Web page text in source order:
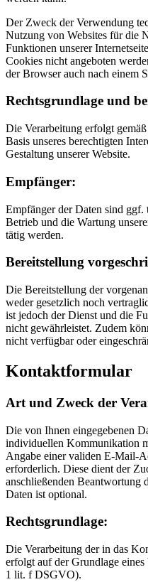
Der Zweck der Verwendung
Nutzung von Websites für die
Funktionen unserer
Cookies nicht angeboten
der Browser auch nach einem
Rechtsgrundlage und
Die Verarbeitung erfolgt
Basis unseres berechtigten
Gestaltung unserer Website.
Empfänger:
Empfänger der Daten sind ggf.
Betrieb und die Wartung
tätig werden.
Bereitstellung
Die Bereitstellung der
weder gesetzlich noch
ist jedoch der Dienst und die
nicht gewährleistet. Zudem
nicht verfügbar oder
Kontaktformular
Art und Zweck der
Die von Ihnen eingegebenen
individuellen Kommunikation
Angabe einer validen E-Mail-
erforderlich. Diese dient der
anschließenden Beantwortung
Daten ist optional.
Rechtsgrundlage:
Die Verarbeitung der in das
erfolgt auf der Grundlage
1 lit. f DSGVO).